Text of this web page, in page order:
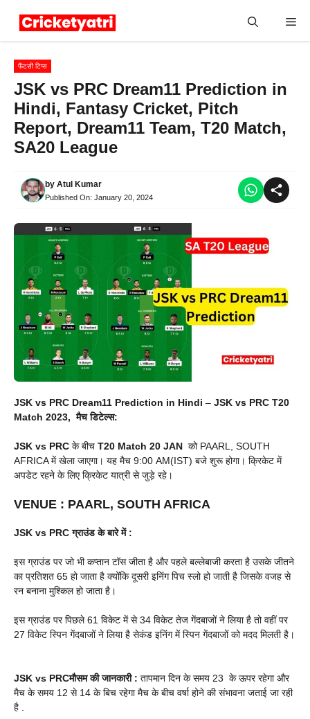
फैंटसी टिप्स
JSK vs PRC Dream11 Prediction in
Hindi, Fantasy Cricket, Pitch
Report, Dream11 Team, T20 Match,
SA20 League
by Atul Kumar
Published On: January 20, 2024
JSK vs PRC Dream11 Prediction in Hindi – JSK vs PRC T20
Match 2023, मैच डिटेल्स:
JSK vs PRC के बीच T20 Match 20 JAN को PAARL, SOUTH
AFRICA में खेला जाएगा। यह मैच 9:00 AM(IST) बजे शुरू होगा। क्रिकेट में
अपडेट रहने के लिए क्रिकेट यात्री से जुड़े रहे।
VENUE : PAARL, SOUTH AFRICA
JSK vs PRC ग्राउंड के बारे में :
इस ग्राउंड पर जो भी कप्तान टॉस जीता है और पहले बल्लेबाजी करता है उसके जीतने
का प्रतिशत 65 हो जाता है क्योंकि दूसरी इनिंग पिच स्लो हो जाती है जिसके वजह से
रन बनाना मुश्किल हो जाता है।
इस ग्राउंड पर पिछले 61 विकेट में से 34 विकेट तेज गेंदबाजों ने लिया है तो वहीं पर
27 विकेट स्पिन गेंदबाजों ने लिया है सेकंड इनिंग में स्पिन गेंदबाजों को मदद मिलती है।
JSK vs PRCमौसम की जानकारी : तापमान दिन के समय 23 के ऊपर रहेगा और
मैच के समय 12 से 14 के बिच रहेगा मैच के बीच वर्षा होने की संभावना जताई जा रही
है .